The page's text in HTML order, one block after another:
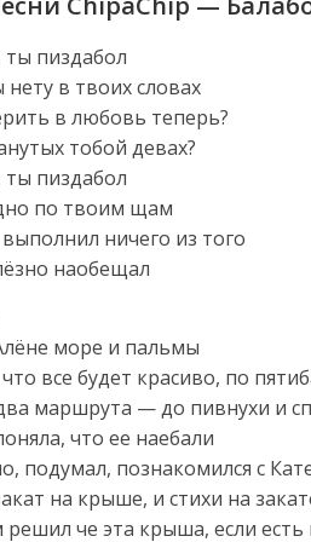
пиздабол
в твоих словах
в любовь теперь?
тобой девах?
пиздабол
по твоим щам
ничего из того
наобещал
море и пальмы
все будет красиво, по
маршрута — до пивнухи и
что ее наебали
подумал, познакомился с
на крыше, и стихи на
че эта крыша, если есть